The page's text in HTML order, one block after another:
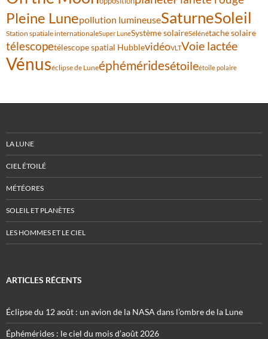
Pleine Lunepollution lumineuseSaturneSoleil
Station spatiale internationaleSuper LuneSystème solaireSélénétache solaire
télescopetélescope spatial HubblevidéoVLTVoie lactée
Vénuséclipse de Luneéphéméridesétoileétoile polaire
LA LUNE
CIEL ÉTOILÉ
MÉTÉORES
SOLEIL ET PLANÈTES
LES HOMMES ET LE CIEL
ARTICLES RÉCENTS
Éclipse du 12 août : un avion de la NASA dans l’ombre de la Lune
Éphémérides : le ciel du mois d’août 2026